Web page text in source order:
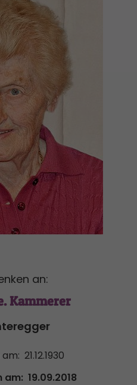
an:
Kammerer
21.12.1930
am: 19.09.2018